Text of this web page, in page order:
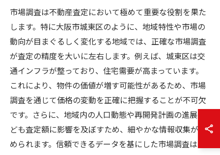
市場調査は不動産査定において極めて重要な役割を果た
します。特に大阪市城東区のように、地域特性や市場の
動向が目まぐるしく変化する地域では、正確な市場調査
が査定の精度を大いに左右します。例えば、城東区は交
通インフラが整っており、住宅需要が高まっています。
これにより、物件の価値が増す可能性があるため、市場
調査を通じて価格の変動を正確に把握することが不可欠
です。さらに、地域内の人口動態や再開発計画の進展な
ども査定額に影響を及ぼすため、細やかな情報収集が求
められます。信頼できるデータを基にした市場調査は、